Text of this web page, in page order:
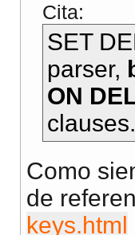
Cita:
SET
parser,
ON
clauses.
Como
de
keys.html